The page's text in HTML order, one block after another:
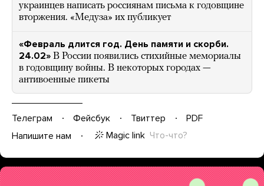
украинцев написать россиянам письма к годовщине
вторжения. «Медуза» их публикует
«Февраль длится год. День памяти и скорби.
24.02» В России появились стихийные мемориалы
в годовщину войны. В некоторых городах —
антивоенные пикеты
Телеграм Фейсбук Твиттер
PDF
Напишите нам
Magic link Что-что?